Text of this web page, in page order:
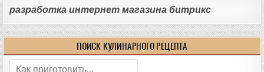
разработка интернет магазина битрикс
ПОИСК КУЛИНАРНОГО РЕЦЕПТА
Поиск: